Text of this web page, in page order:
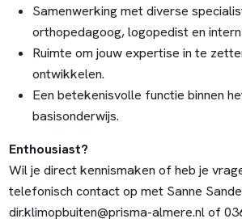
Samenwerking met diverse
orthopedagoog, logopedist en
Ruimte om jouw expertise in te
ontwikkelen.
Een betekenisvolle functie binnen
basisonderwijs.
Enthousiast?
Wil je direct kennismaken of heb je
telefonisch contact op met Sanne
dir.klimopbuiten@prisma-almere.nl of